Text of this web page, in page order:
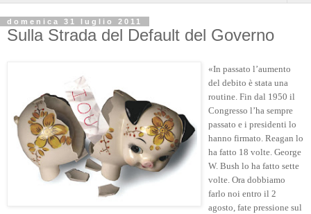
domenica 31 luglio 2011
Sulla Strada del Default del Governo
«In passato l’aumento
del debito è stata una
routine. Fin dal 1950 il
Congresso l’ha sempre
passato e i presidenti lo
hanno firmato. Reagan lo
ha fatto 18 volte. George
W. Bush lo ha fatto sette
volte. Ora dobbiamo
farlo noi entro il 2
agosto, fate pressione sul